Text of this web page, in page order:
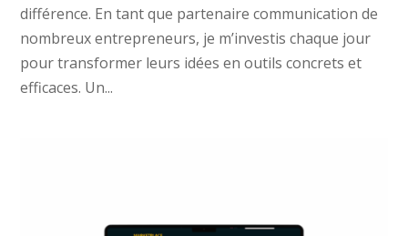
différence. En tant que partenaire communication de
nombreux entrepreneurs, je m’investis chaque jour
pour transformer leurs idées en outils concrets et
efficaces. Un...